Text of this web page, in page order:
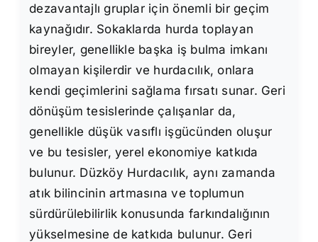
dezavantajlı gruplar için önemli bir geçim
kaynağıdır. Sokaklarda hurda toplayan
bireyler, genellikle başka iş bulma imkanı
olmayan kişilerdir ve hurdacılık, onlara
kendi geçimlerini sağlama fırsatı sunar. Geri
dönüşüm tesislerinde çalışanlar da,
genellikle düşük vasıflı işgücünden oluşur
ve bu tesisler, yerel ekonomiye katkıda
bulunur. Düzköy Hurdacılık, aynı zamanda
atık bilincinin artmasına ve toplumun
sürdürülebilirlik konusunda farkındalığının
yükselmesine de katkıda bulunur. Geri